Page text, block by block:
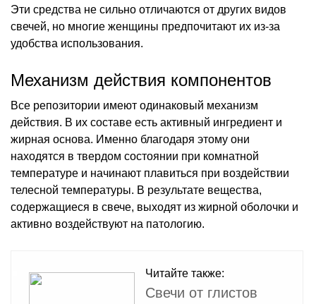
Эти средства не сильно отличаются от других видов
свечей, но многие женщины предпочитают их из-за
удобства использования.
Механизм действия компонентов
Все репозитории имеют одинаковый механизм
действия. В их составе есть активный ингредиент и
жирная основа. Именно благодаря этому они
находятся в твердом состоянии при комнатной
температуре и начинают плавиться при воздействии
телесной температуры. В результате вещества,
содержащиеся в свече, выходят из жирной оболочки и
активно воздействуют на патологию.
Читайте также:
Свечи от глистов